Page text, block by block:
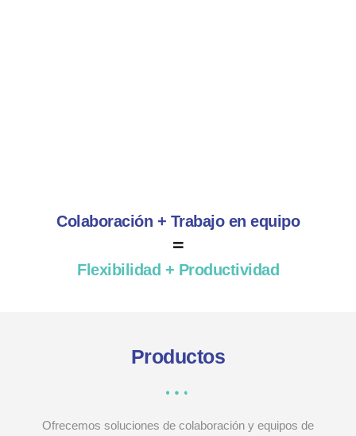
Colaboración + Trabajo en equipo
=
Flexibilidad + Productividad
Productos
Ofrecemos soluciones de colaboración y equipos de